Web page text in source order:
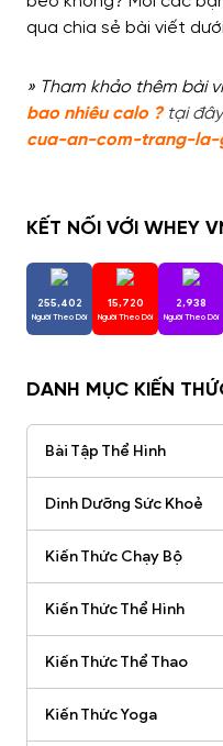
» Tham khảo thêm bài
bao nhiêu calo ?tại
cua-an-com-trang-la-
KẾT NỐI VỚI WHEY
255,402
Người Theo Dõi
15,720
Người Theo Dõi
2,938
Người Theo Dõi
DANH MỤC KIẾN
Bài Tập Thể Hình
Dinh Dưỡng Sức Khoẻ
Kiến Thức Chạy Bộ
Kiến Thức Thể Hình
Kiến Thức Thể Thao
Kiến Thức Yoga